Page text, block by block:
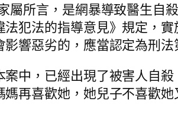
屬所言，是網暴導致醫生自
法犯法的指導意見》規定，
影響惡劣的，應當認定為刑
案中，已經出現了被害人自
媽再喜歡她，她兒子不喜歡